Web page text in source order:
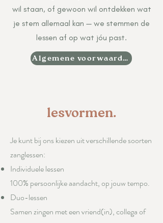
wil staan, of gewoon wil ontdekken wat
je stem allemaal kan — we stemmen de
lessen af op wat jóu past.
Algemene voorwaarden en tarieven
lesvormen.
Je kunt bij ons kiezen uit verschillende soorten
zanglessen:
Individuele lessen
100% persoonlijke aandacht, op jouw tempo.
Duo-lessen
Samen zingen met een vriend(in), collega of